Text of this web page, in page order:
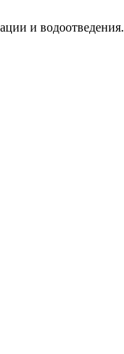
и водоотведения.